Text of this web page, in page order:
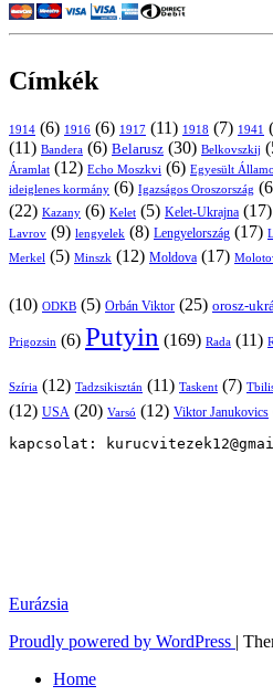
Címkék
1914 (6) 1916 (6) 1917 (11) 1918 (7) 1941
(11) Bandera (6) Belarusz (30) Belkovszkij
Áramlat (12) Echo Moszkvi (6) Egyesült
ideiglenes kormány (6) Igazságos Oroszország
(22) Kazany (6) Kelet (5) Kelet-Ukrajna (17)
Lavrov (9) lengyelek (8) Lengyelország (17)
Merkel (5) Minszk (12) Moldova (17)
(10) ODKB (5) Orbán Viktor (25) orosz-
Prigozsin (6) Putyin (169) Rada (11)
Szíria (12) Tadzsikisztán (11) Taskent (7)
(12) USA (20) Varsó (12) Viktor Janukovics
kapcsolat:
Eurázsia
Proudly powered by WordPress |
Home